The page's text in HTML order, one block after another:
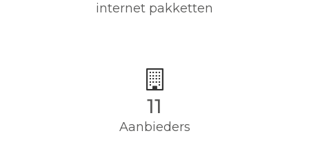
internet pakketten
11
Aanbieders